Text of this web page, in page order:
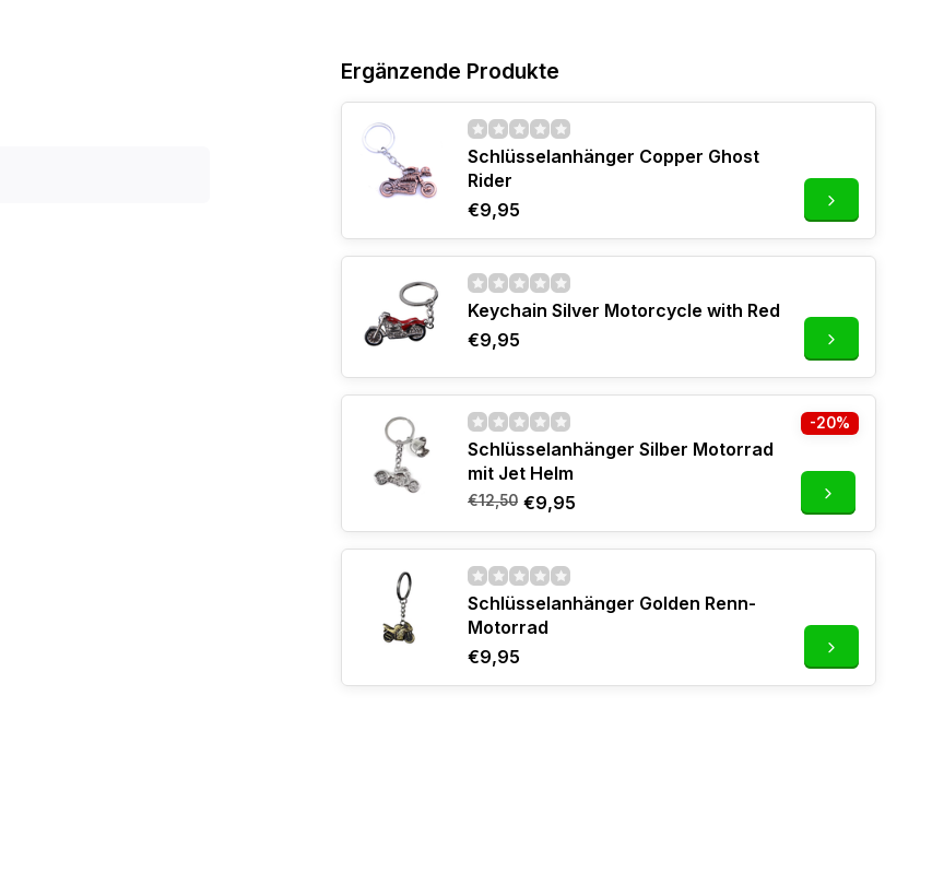
Ergänzende Produkte
Schlüsselanhänger Copper Ghost
Rider
€9,95
Keychain Silver Motorcycle with Red
€9,95
Schlüsselanhänger Silber Motorrad
mit Jet Helm
€12,50 €9,95
-20%
Schlüsselanhänger Golden Renn-
Motorrad
€9,95